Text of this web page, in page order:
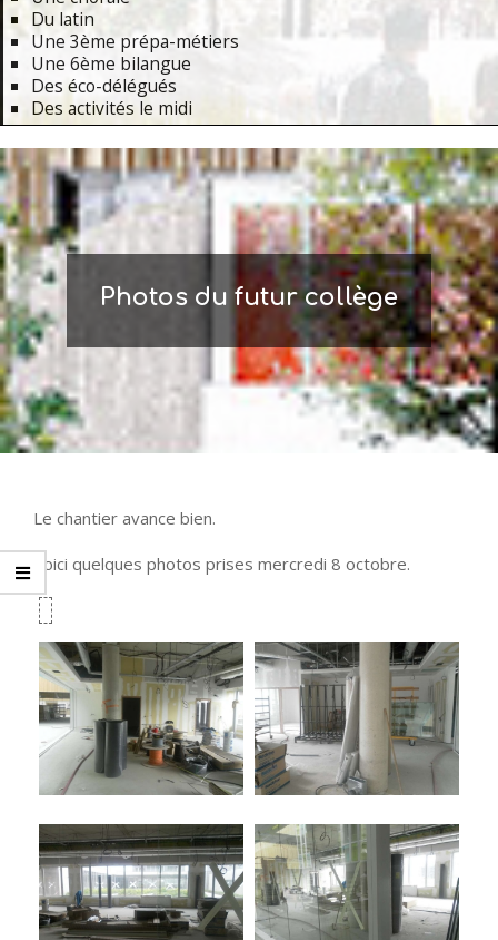
Du latin
Une 3ème prépa-métiers
Une 6ème bilangue
Des éco-délégués
Des activités le midi
Navigation
Menu
Photos du futur collège
Le chantier avance bien.
Voici quelques photos prises mercredi 8 octobre.